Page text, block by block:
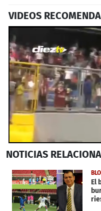
VIDEOS
seconds
17
seconds
NOTICIAS
El